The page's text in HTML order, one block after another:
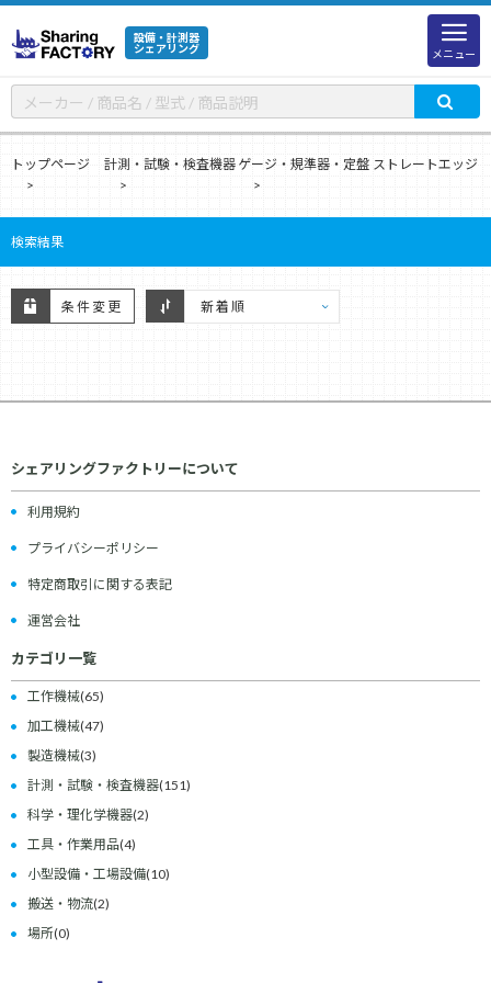
設備・計測器
シェアリング
メニュー
トップページ 計測・試験・検査機器 ゲージ・規準器・定盤 ストレートエッジ
検索結果
条件変更
シェアリングファクトリーについて
利用規約
プライバシーポリシー
特定商取引に関する表記
運営会社
カテゴリ一覧
工作機械(65)
加工機械(47)
製造機械(3)
計測・試験・検査機器(151)
科学・理化学機器(2)
工具・作業用品(4)
小型設備・工場設備(10)
搬送・物流(2)
場所(0)